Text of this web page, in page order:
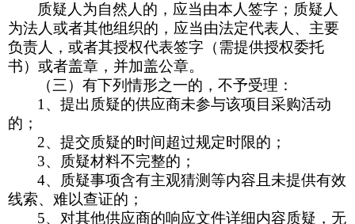
质疑人为自然人的，应当由本人签字；质疑人
为法人或者其他组织的，应当由法定代表人、主要
负责人，或者其授权代表签字（需提供授权委托
书）或者盖章，并加盖公章。
（三）有下列情形之一的，不予受理：
1、提出质疑的供应商未参与该项目采购活动
的；
2、提交质疑的时间超过规定时限的；
3、质疑材料不完整的；
4、质疑事项含有主观猜测等内容且未提供有效
线索、难以查证的；
5、对其他供应商的响应文件详细内容质疑，无